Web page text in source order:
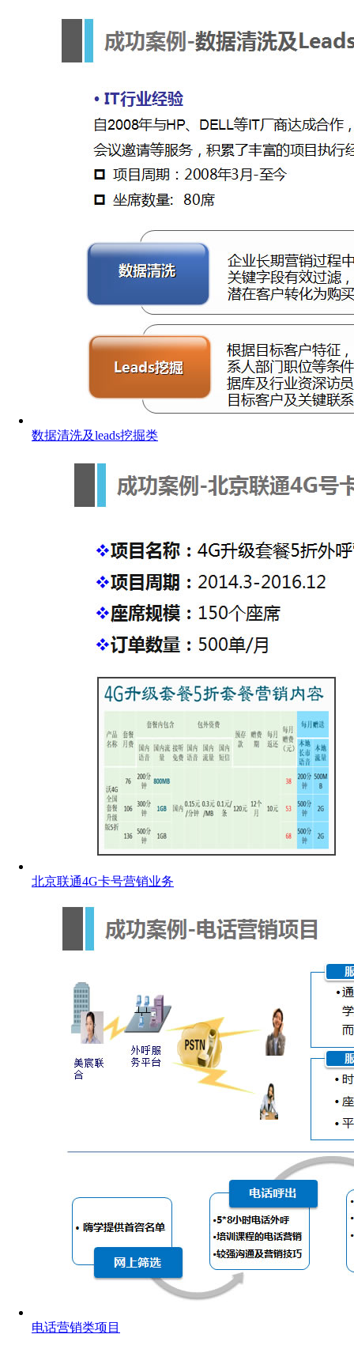
数据清洗及leads挖掘类
北京联通4G卡号营销业务
电话营销类项目